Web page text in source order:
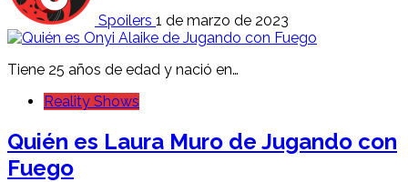
Spoilers 1 de marzo de 2023
Tiene 25 años de edad y nació en…
Reality Shows
Quién es Laura Muro de Jugando con
Fuego